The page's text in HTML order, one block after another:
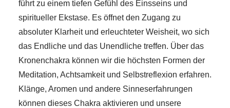
führt zu einem tiefen Gefühl des Einsseins und
spiritueller Ekstase. Es öffnet den Zugang zu
absoluter Klarheit und erleuchteter Weisheit, wo sich
das Endliche und das Unendliche treffen. Über das
Kronenchakra können wir die höchsten Formen der
Meditation, Achtsamkeit und Selbstreflexion erfahren.
Klänge, Aromen und andere Sinneserfahrungen
können dieses Chakra aktivieren und unsere